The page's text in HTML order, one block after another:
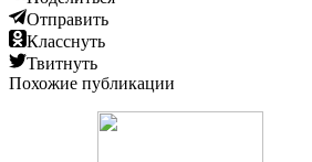
Отправить
Класснуть
Твитнуть
Похожие публикации